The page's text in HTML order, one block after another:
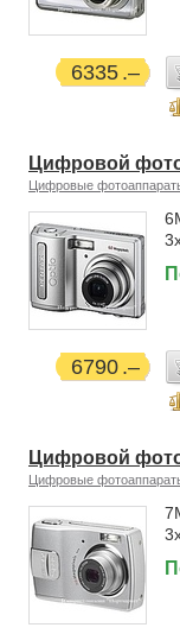
6335
Цифровой
Цифровые
6790
Цифровой
Цифровые